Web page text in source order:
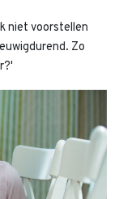
niet voorstellen
Zo